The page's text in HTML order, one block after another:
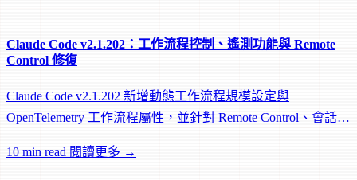
Claude Code v2.1.202：工作流程控制、遙測功能與 Remote
Control 修復
Claude Code v2.1.202 新增動態工作流程規模設定與
OpenTelemetry 工作流程屬性，並針對 Remote Control、會話管
10 min read 閱讀更多 →